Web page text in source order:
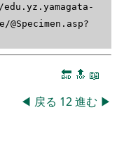
🔚 🔝 📖
◀ 戻る 12進む ▶